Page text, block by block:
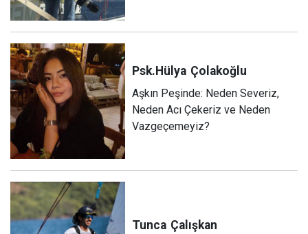
Psk.Hülya Çolakoğlu
Aşkın Peşinde: Neden Severiz,
Neden Acı Çekeriz ve Neden
Vazgeçemeyiz?
Tunca Çalışkan